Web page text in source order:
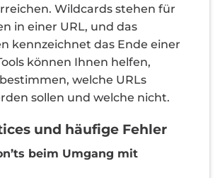
Wildcards stehen für
in einer URL, und das
kennzeichnet das Ende einer
können Ihnen helfen,
welche URLs
sollen und welche nicht.
und häufige Fehler
beim Umgang mit